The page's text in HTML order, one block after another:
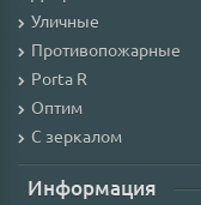
Уличные
Противопожарные
Porta R
Оптим
С зеркалом
Информация